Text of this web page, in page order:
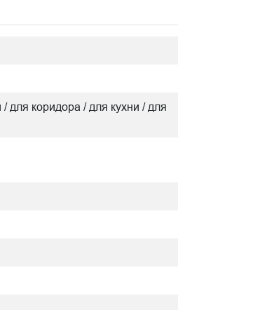
для коридора / для кухни / для